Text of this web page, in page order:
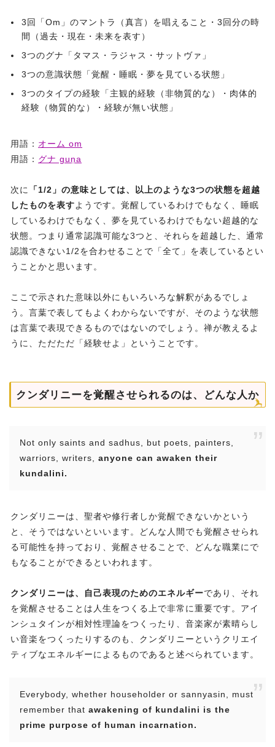
3回「Om」のマントラ（真言）を唱えること・3回分の時
間（過去・現在・未来を表す）
3つのグナ「タマス・ラジャス・サットヴァ」
3つの意識状態「覚醒・睡眠・夢を見ている状態」
3つのタイプの経験「主観的経験（非物質的な）・肉体的
経験（物質的な）・経験が無い状態」
用語： オーム om
用語： グナ guṇa
次に
「1/2」の意味としては、以上のような3つの状態を超越
したものを表すようです。覚醒しているわけでもなく、睡眠
しているわけでもなく、夢を見ているわけでもない超越的な
状態。つまり通常認識可能な3つと、それらを超越した、通常
認識できない1/2を合わせることで「全て」を表しているとい
うことかと思います。
ここで示された意味以外にもいろいろな解釈があるでしょ
う。言葉で表してもよくわからないですが、そのような状態
は言葉で表現できるものではないのでしょう。禅が教えるよ
うに、ただただ「経験せよ」ということです。
クンダリニーを覚醒させられるのは、どんな人か
Not only saints and sadhus, but poets, painters,
warriors, writers, anyone can awaken their
kundalini.
クンダリニーは、聖者や修行者しか覚醒できないかという
と、そうではないといいます。どんな人間でも覚醒させられ
る可能性を持っており、覚醒させることで、どんな職業にで
もなることができるといわれます。
クンダリニーは、自己表現のためのエネルギーであり、それ
を覚醒させることは人生をつくる上で非常に重要です。アイ
ンシュタインが相対性理論をつくったり、音楽家が素晴らし
い音楽をつくったりするのも、クンダリニーというクリエイ
ティブなエネルギーによるものであると述べられています。
Everybody, whether householder or sannyasin, must
remember that awakening of kundalini is the
prime purpose of human incarnation.